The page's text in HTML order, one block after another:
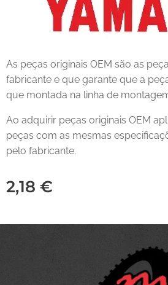
As peças originais OEM são as
fabricante e que garante que a
que montada na linha de
Ao adquirir peças originais OEM
peças com as mesmas
pelo fabricante.
2,18 €